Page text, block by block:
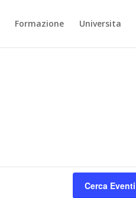
Formazione Universita
Cerca Eventi